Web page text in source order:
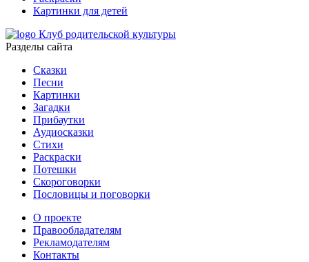
Картинки для детей
Клуб родительской культуры
Разделы сайта
Сказки
Песни
Картинки
Загадки
Прибаутки
Аудиосказки
Стихи
Раскраски
Потешки
Скороговорки
Пословицы и поговорки
О проекте
Правообладателям
Рекламодателям
Контакты